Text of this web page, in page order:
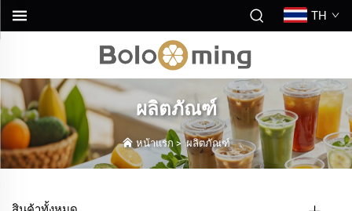
TH
ผลิตภัณฑ์
หน้าแรก>ผลิตภัณฑ์